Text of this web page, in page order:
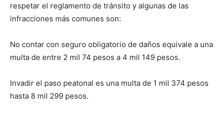
respetar el reglamento de tránsito y algunas de las
infracciones más comunes son:
No contar con seguro obligatorio de daños equivale a una
multa de entre 2 mil 74 pesos a 4 mil 149 pesos.
Invadir el paso peatonal es una multa de 1 mil 374 pesos
hasta 8 mil 299 pesos.